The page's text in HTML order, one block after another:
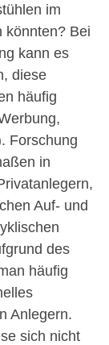
im
könnten? Bei
kann es
diese
häufig
Forschung
in
Auf- und
des
häufig
Anlegern.
sich nicht